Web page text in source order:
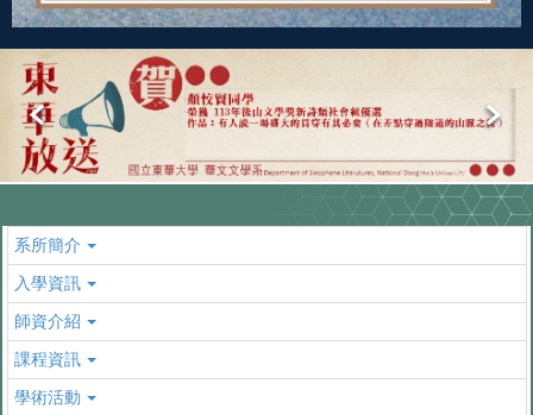
系所簡介
入學資訊
師資介紹
課程資訊
學術活動